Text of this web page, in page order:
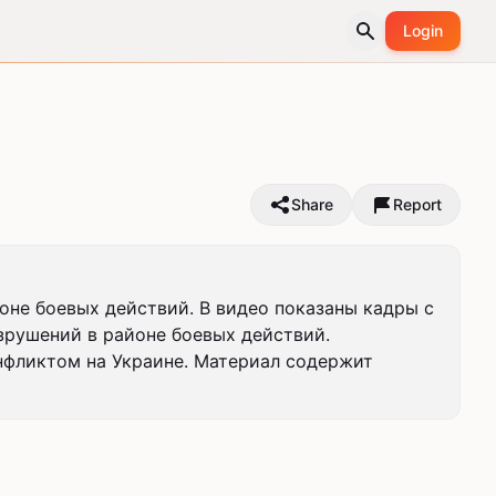
Login
Share Report
боевых действий. В видео показаны кадры с
в районе боевых действий.
на Украине. Материал содержит